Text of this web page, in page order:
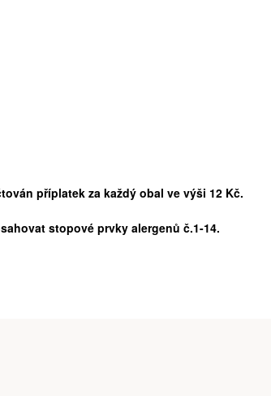
příplatek za každý obal ve výši 12 Kč.
stopové prvky alergenů č.1-14.